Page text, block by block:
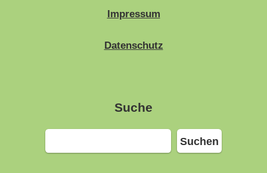
Impressum
Datenschutz
Suche
Suchen
Suchen